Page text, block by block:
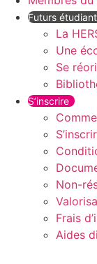
Futurs
La
Une
Se
S’inscrire
Non-
Frais
Aides